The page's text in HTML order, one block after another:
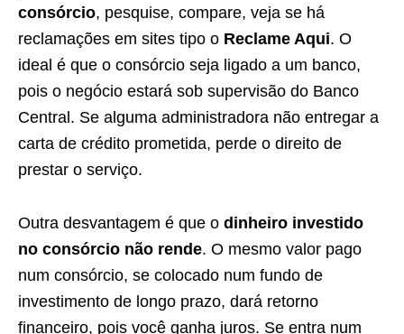
consórcio, pesquise, compare, veja se há
reclamações em sites tipo o Reclame Aqui. O
ideal é que o consórcio seja ligado a um banco,
pois o negócio estará sob supervisão do Banco
Central. Se alguma administradora não entregar a
carta de crédito prometida, perde o direito de
prestar o serviço.
Outra desvantagem é que o dinheiro investido
no consórcio não rende. O mesmo valor pago
num consórcio, se colocado num fundo de
investimento de longo prazo, dará retorno
financeiro, pois você ganha juros. Se entra num